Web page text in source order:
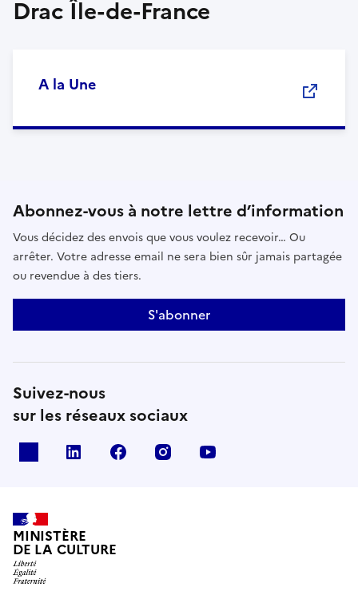
Drac Île-de-France
A la Une
Abonnez-vous à notre lettre d’information
Vous décidez des envois que vous voulez recevoir… Ou
arrêter. Votre adresse email ne sera bien sûr jamais partagée
ou revendue à des tiers.
S'abonner
Suivez-nous
sur les réseaux sociaux
linkedin facebook instagram
MINISTÈRE
DE LA CULTURE